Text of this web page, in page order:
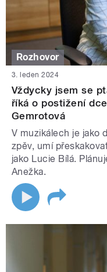
Rozhovor
3. leden 2024
Vždycky jsem se
říká o postižení
Gemrotová
V muzikálech je jako
zpěv, umí
jako Lucie Bílá.
Anežka.